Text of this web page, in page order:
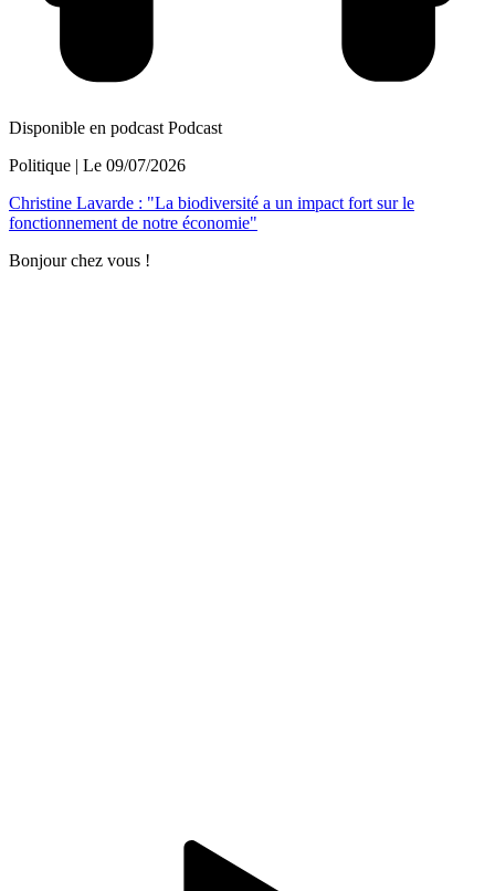
Disponible en podcast Podcast
Politique | Le 09/07/2026
Christine Lavarde : "La biodiversité a un impact fort sur le
fonctionnement de notre économie"
Bonjour chez vous !